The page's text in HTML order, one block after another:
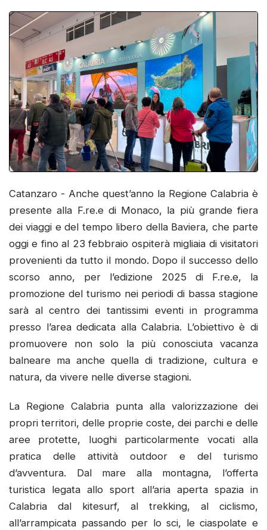
Catanzaro - Anche quest’anno la Regione Calabria è
presente alla F.re.e di Monaco, la più grande fiera
dei viaggi e del tempo libero della Baviera, che parte
oggi e fino al 23 febbraio ospiterà migliaia di visitatori
provenienti da tutto il mondo. Dopo il successo dello
scorso anno, per l’edizione 2025 di F.re.e, la
promozione del turismo nei periodi di bassa stagione
sarà al centro dei tantissimi eventi in programma
presso l’area dedicata alla Calabria. L’obiettivo è di
promuovere non solo la più conosciuta vacanza
balneare ma anche quella di tradizione, cultura e
natura, da vivere nelle diverse stagioni.
La Regione Calabria punta alla valorizzazione dei
propri territori, delle proprie coste, dei parchi e delle
aree protette, luoghi particolarmente vocati alla
pratica delle attività outdoor e del turismo
d’avventura. Dal mare alla montagna, l’offerta
turistica legata allo sport all’aria aperta spazia in
Calabria dal kitesurf, al trekking, al ciclismo,
all’arrampicata passando per lo sci, le ciaspolate e